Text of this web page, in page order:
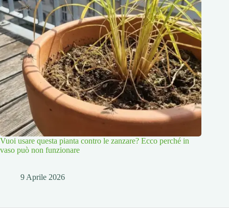
Vuoi usare questa pianta contro le zanzare? Ecco perché in
vaso può non funzionare
9 Aprile 2026